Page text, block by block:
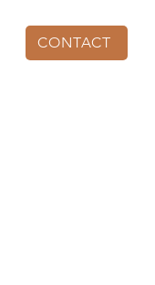
CONTACT